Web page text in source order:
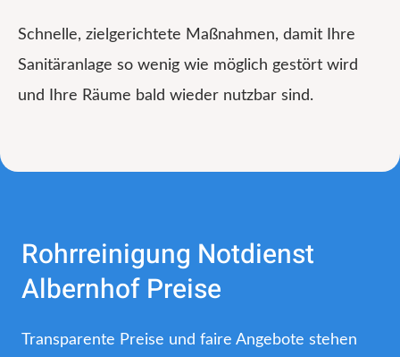
Schnelle, zielgerichtete Maßnahmen, damit Ihre
Sanitäranlage so wenig wie möglich gestört wird
und Ihre Räume bald wieder nutzbar sind.
Rohrreinigung Notdienst
Albernhof Preise
Transparente Preise und faire Angebote stehen